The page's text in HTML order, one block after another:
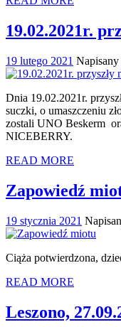
19.02.2021r.
19 lutego 2021 Napisany
Dnia 19.02.2021r.
suczki, o umaszczeniu
zostali UNO Beskerm
NICEBERRY.
READ MORE
Zapowiedź
19 stycznia 2021
Ciąża potwierdzona,
READ MORE
Leszono,